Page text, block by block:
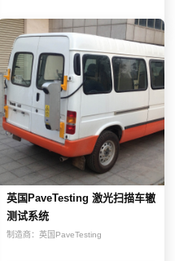
英国PaveTesting 激光扫描车辙
测试系统
制造商： 英国PaveTesting